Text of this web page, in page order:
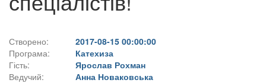
Створено:
2017-08-15 00:00:00
Програма:
Катехиза
Гість:
Ярослав Рохман
Ведучий:
Анна Новаковська